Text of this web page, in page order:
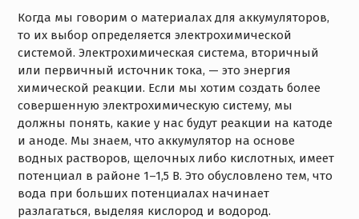
Когда мы говорим о материалах для аккумуляторов,
то их выбор определяется электрохимической
системой. Электрохимическая система, вторичный
или первичный источник тока, — это энергия
химической реакции. Если мы хотим создать более
совершенную электрохимическую систему, мы
должны понять, какие у нас будут реакции на катоде
и аноде. Мы знаем, что аккумулятор на основе
водных растворов, щелочных либо кислотных, имеет
потенциал в районе 1–1,5 В. Это обусловлено тем, что
вода при больших потенциалах начинает
разлагаться, выделяя кислород и водород.